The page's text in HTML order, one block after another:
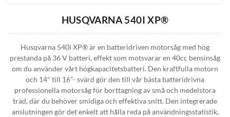
HUSQVARNA 540I XP®
Husqvarna 540i XP® är en batteridriven motorsåg med hög
prestanda på 36 V batteri, effekt som motsvarar en 40cc bensinsåg
om du använder vårt högkapacitetsbatteri. Den kraftfulla motorn
och 14" till 16"- svärd gör den till vår bästa batteridrivna
professionella motorsåg för borttagning av små och medelstora
träd, där du behöver smidiga och effektiva snitt. Den integrerade
anslutningen gör det enkelt att hålla reda på användningsstatistik,